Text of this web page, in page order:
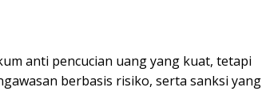
anti pencucian uang yang kuat, tetapi
berbasis risiko, serta sanksi yang